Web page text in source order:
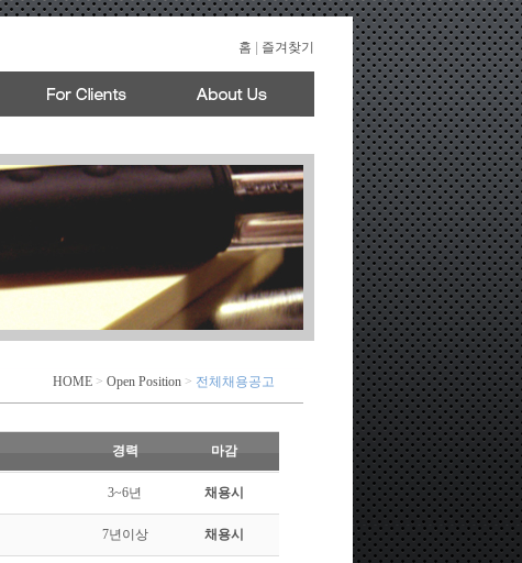
홈 즐겨찾기
HOME> Open Position> 전체채용공고
경력 마감
3~6년 채용시
7년이상 채용시